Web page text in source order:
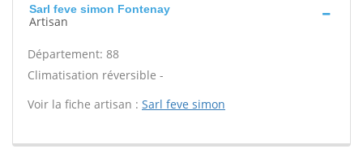
Sarl feve simon Fontenay
Artisan
Département: 88
Climatisation réversible -
Voir la fiche artisan : Sarl feve simon